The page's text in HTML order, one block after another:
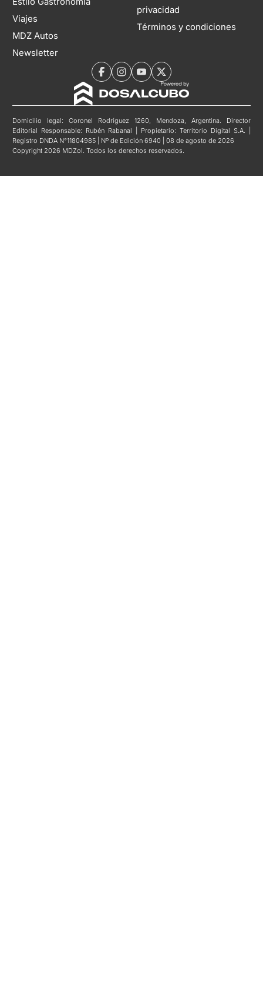
Viajes
MDZ Autos
Newsletter
privacidad
Términos y condiciones
Domicilio legal: Coronel Rodríguez 1260, Mendoza, Argentina. Director
Editorial Responsable: Rubén Rabanal | Propietario: Territorio Digital S.A. |
Registro DNDA N°11804985 | Nº de Edición 6940 | 08 de agosto de 2026
Copyright 2026 MDZol. Todos los derechos reservados.